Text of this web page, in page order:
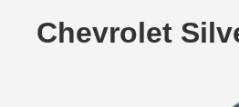
Chevrolet